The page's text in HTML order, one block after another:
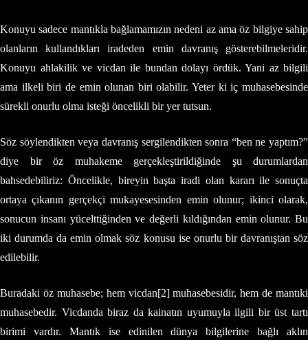
Konuyu sadece mantıkla bağlamamızın nedeni az ama öz bilgiye sahip
olanların kullandıkları iradeden emin davranış gösterebilmeleridir.
Konuyu ahlakilik ve vicdan ile bundan dolayı ördük. Yani az bilgili
ama ilkeli biri de emin olunan biri olabilir. Yeter ki iç muhasebesinde
sürekli onurlu olma isteği öncelikli bir yer tutsun.
Söz söylendikten veya davranış sergilendikten sonra “ben ne yaptım?”
diye bir öz muhakeme gerçekleştirildiğinde şu durumlardan
bahsedebiliriz: Öncelikle, bireyin başta iradi olan kararı ile sonuçta
ortaya çıkanın gerçekçi mukayesesinden emin olunur; ikinci olarak,
sonucun insanı yücelttiğinden ve değerli kıldığından emin olunur. Bu
iki durumda da emin olmak söz konusu ise onurlu bir davranıştan söz
edilebilir.
Buradaki öz muhasebe; hem vicdan[2] muhasebesidir, hem de mantıki
muhasebedir. Vicdanda biraz da kainatın uyumuyla ilgili bir üst tartı
birimi vardır. Mantık ise edinilen dünya bilgilerine bağlı aklın